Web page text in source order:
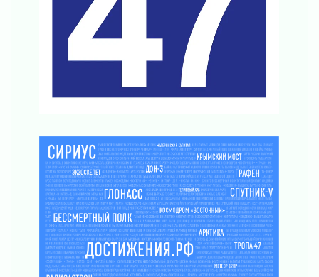
03 августа 2026
Музеи Ленобласти обновляют пространства
03 августа 2026
Новая площадка: 2027
Часть медиков в Ленобласти сможет
За сутки в Ленинградской области
ликвидировали 10 пожаров
03 августа 2026
Клюква наливается, но в корзинку пока не
просится
03 августа 2026
Строительные компании Ленобласти
подняли зарплаты почти на 40% за год
03 августа 2026